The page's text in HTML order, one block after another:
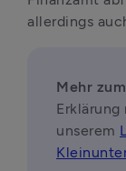
allerdings
Mehr
unserem